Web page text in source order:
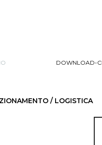
DOWNLOAD-
/ LOGISTICA